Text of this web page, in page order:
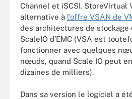
Channel et iSCSI. StoreVirtual
alternative à l’offre VSAN de
des architectures de stockage
ScaleIO d’EMC (VSA est
fonctionner avec quelques
nœuds, quand Scale IO peut
dizaines de milliers).
Dans sa version le logiciel a